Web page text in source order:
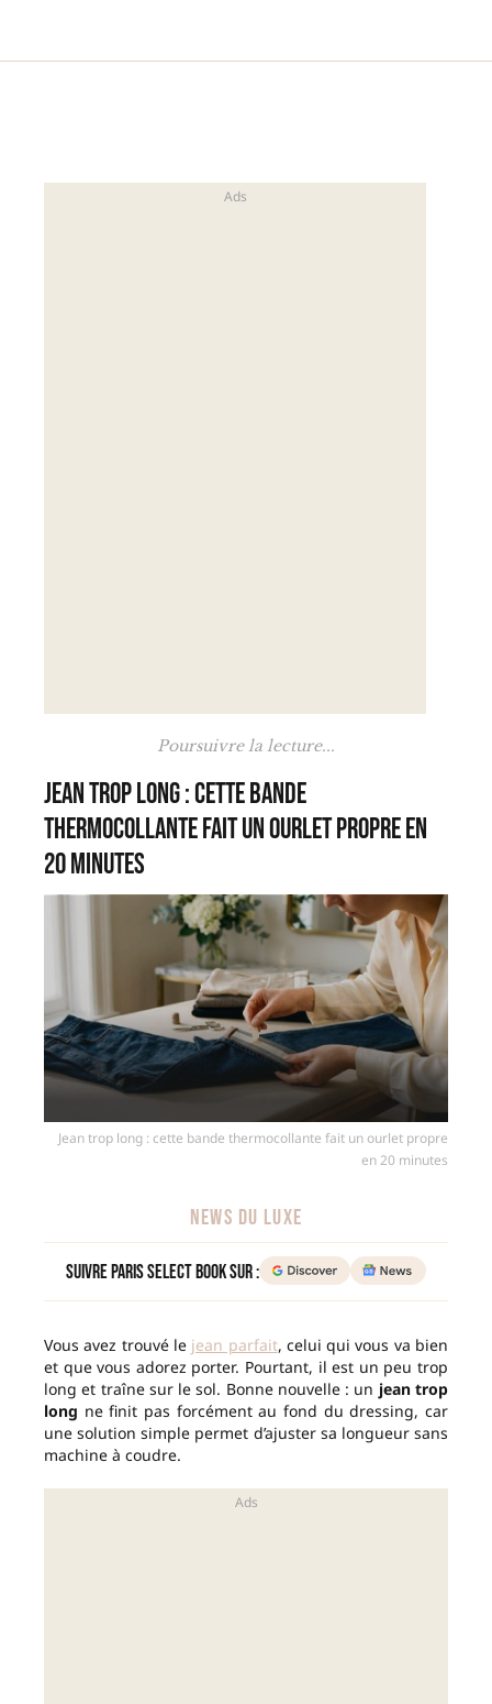
Poursuivre la lecture...
Jean trop long : cette bande
thermocollante fait un ourlet propre en
20 minutes
Jean trop long : cette bande thermocollante fait un ourlet propre
en 20 minutes
NEWS DU LUXE
Suivre Paris Select Book sur :
Vous avez trouvé le jean parfait, celui qui vous va bien
et que vous adorez porter. Pourtant, il est un peu trop
long et traîne sur le sol. Bonne nouvelle : un jean trop
long ne finit pas forcément au fond du dressing, car
une solution simple permet d’ajuster sa longueur sans
machine à coudre.